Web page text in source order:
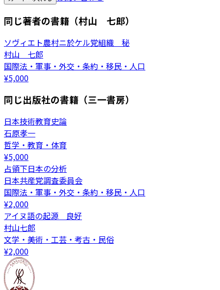
同じ著者の書籍（村山 七郎）
ソヴィエト農村ニ於ケル党組織 秘
村山 七郎
国際法・軍事・外交・条約・移民・人口
¥5,000
同じ出版社の書籍（三一書房）
日本技術教育史論
石原孝一
哲学・教育・体育
¥5,000
占領下日本の分析
日本共産党調査委員会
国際法・軍事・外交・条約・移民・人口
¥2,000
アイヌ語の起源 良好
村山七郎
文学・美術・工芸・考古・民俗
¥2,000